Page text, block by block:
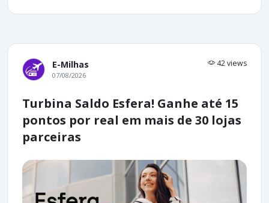
E-Milhas 42 views
07/08/2026
Turbina Saldo Esfera! Ganhe até 15
pontos por real em mais de 30 lojas
parceiras